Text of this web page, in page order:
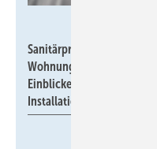
Sanitärprofis aus der
Wohnungswirtschaft
Einblicke in die realen
Installation gewinnen.